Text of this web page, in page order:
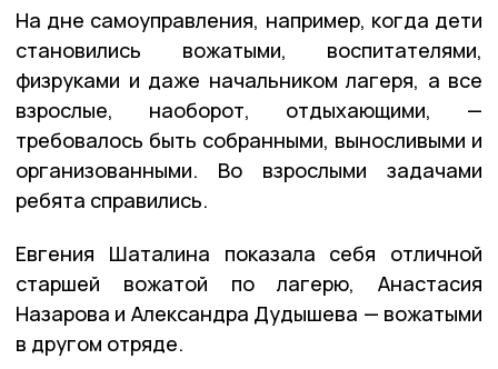
На дне самоуправления, например, когда дети
становились вожатыми, воспитателями,
физруками и даже начальником лагеря, а все
взрослые, наоборот, отдыхающими, —
требовалось быть собранными, выносливыми и
организованными. Во взрослыми задачами
ребята справились.
Евгения Шаталина показала себя отличной
старшей вожатой по лагерю, Анастасия
Назарова и Александра Дудышева — вожатыми
в другом отряде.